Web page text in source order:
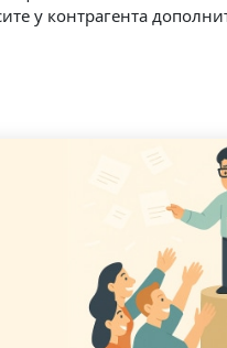
у контрагента